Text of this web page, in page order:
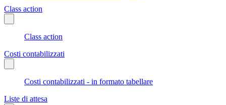
Class action
Class action
Costi contabilizzati
Costi contabilizzati - in formato tabellare
Liste di attesa